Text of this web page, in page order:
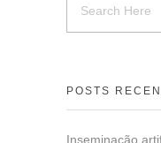
POSTS
Inseminação